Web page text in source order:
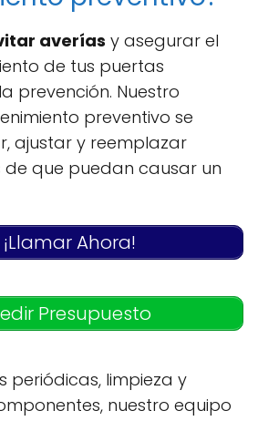
averías y asegurar el
de tus puertas
prevención. Nuestro
preventivo se
ajustar y reemplazar
de que puedan causar un
¡Llamar Ahora!
Presupuesto
periódicas, limpieza y
nuestro equipo